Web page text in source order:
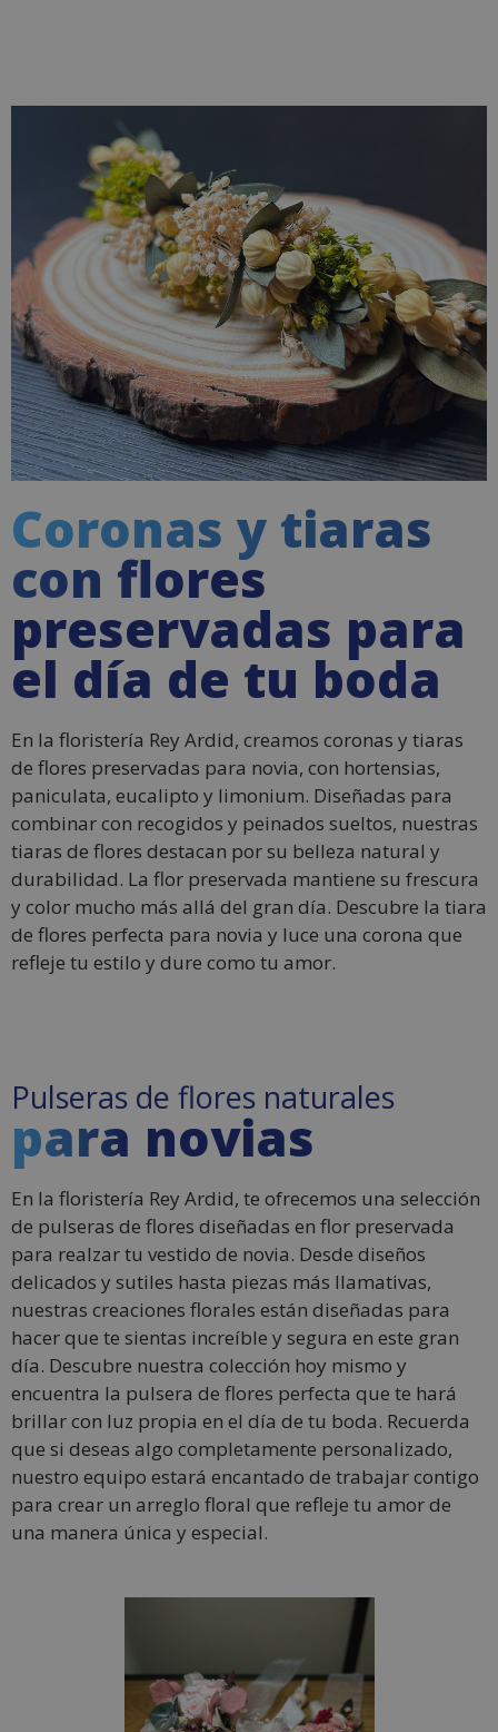
Coronas y tiaras
con flores
preservadas para
el día de tu boda
En la floristería Rey Ardid, creamos coronas y tiaras
de flores preservadas para novia, con hortensias,
paniculata, eucalipto y limonium. Diseñadas para
combinar con recogidos y peinados sueltos, nuestras
tiaras de flores destacan por su belleza natural y
durabilidad. La flor preservada mantiene su frescura
y color mucho más allá del gran día. Descubre la tiara
de flores perfecta para novia y luce una corona que
refleje tu estilo y dure como tu amor.
Pulseras de flores naturales
para novias
En la floristería Rey Ardid, te ofrecemos una selección
de pulseras de flores diseñadas en flor preservada
para realzar tu vestido de novia. Desde diseños
delicados y sutiles hasta piezas más llamativas,
nuestras creaciones florales están diseñadas para
hacer que te sientas increíble y segura en este gran
día. Descubre nuestra colección hoy mismo y
encuentra la pulsera de flores perfecta que te hará
brillar con luz propia en el día de tu boda. Recuerda
que si deseas algo completamente personalizado,
nuestro equipo estará encantado de trabajar contigo
para crear un arreglo floral que refleje tu amor de
una manera única y especial.